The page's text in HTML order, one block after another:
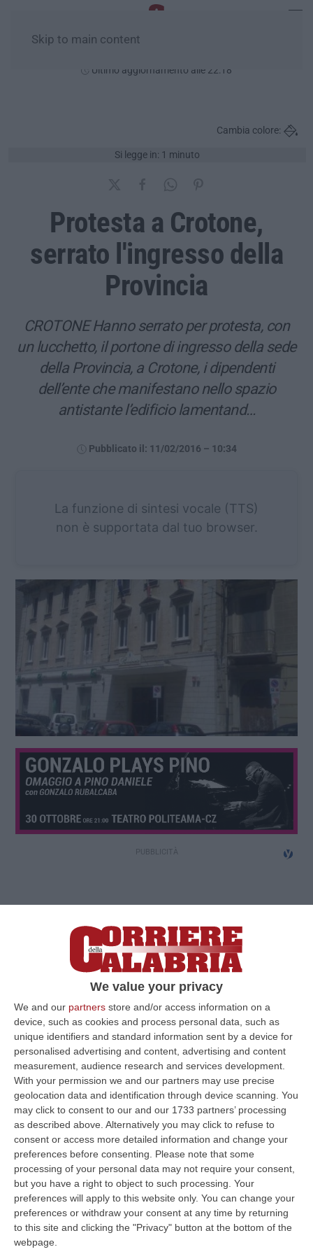
We value your privacy
We and our partners store and/or access information on a
device, such as cookies and process personal data, such as
unique identifiers and standard information sent by a device for
personalised advertising and content, advertising and content
measurement, audience research and services development.
With your permission we and our partners may use precise
geolocation data and identification through device scanning. You
may click to consent to our and our 1733 partners’ processing
as described above. Alternatively you may click to refuse to
consent or access more detailed information and change your
preferences before consenting. Please note that some
processing of your personal data may not require your consent,
but you have a right to object to such processing. Your
preferences will apply to this website only. You can change your
preferences or withdraw your consent at any time by returning
to this site and clicking the "Privacy" button at the bottom of the
webpage.
Skip to main content
Ultimo aggiornamento alle 22:18
Si legge in: 1 minuto
Cambia colore:
Protesta a Crotone,
serrato l'ingresso della
Provincia
CROTONE Hanno serrato per protesta, con
un lucchetto, il portone di ingresso della sede
della Provincia, a Crotone, i dipendenti
dell’ente che manifestano nello spazio
antistante l’edificio lamentand…
Pubblicato il: 11/02/2016 – 10:34
La funzione di sintesi vocale (TTS)
non è supportata dal tuo browser.
Clicca e segui “Corriere della Calabria” su Google News
CROTONEHanno serrato per protesta, con un
lucchetto, il portone di ingresso della sede
della Provincia, a Crotone, i dipendenti